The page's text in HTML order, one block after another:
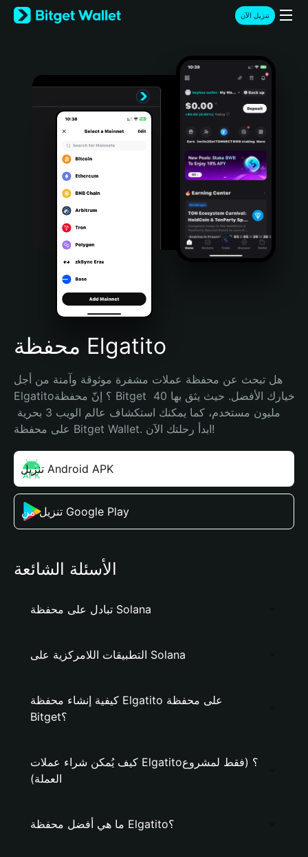
English
日本語
Türkçe
Português (Portugal)
Bahasa Indonesia
Português (Brasil)
Español (Argentina)
تنزيل الآن
محفظة Elgatito
هل تبحث عن محفظة عملات مشفرة موثوقة وآمنة من أجل
Elgatito؟ إنّ محفظة Bitget خيارك الأفضل. حيث يثق بها 40
على محفظة Bitget Wallet. ابدأ رحلتك الآن!
تنزيل Android APK
تنزيل من Google Play
الأسئلة الشائعة
تبادل على محفظة Solana
التطبيقات اللامركزية على Solana
كيفية إنشاء محفظة Elgatito على محفظة
Bitget؟
كيف يُمكن شراء عملات Elgatito؟ (فقط لمشروع
العملة)
ما هي أفضل محفظة Elgatito؟